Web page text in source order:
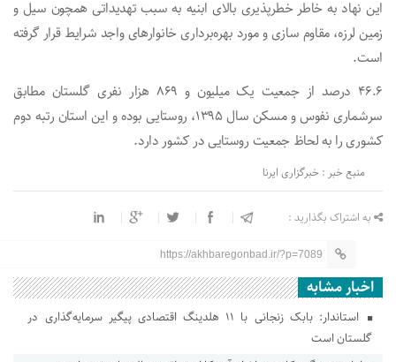
این نهاد به خاطر خطرپذیری بالای ابنیه به سبب تهدیداتی همچون سیل و
زمین لرزه، مقاوم سازی و مورد بهره‌برداری خانوارهای واجد شرایط قرار گرفته
است.
۴۶.۶ درصد از جمعیت یک میلیون و ۸۶۹ هزار نفری گلستان مطابق
سرشماری نفوس و مسکن سال ۱۳۹۵، روستایی بوده و این استان رتبه دوم
کشوری را به لحاظ جمعیت روستایی در کشور دارد.
منبع خبر : خبرگزاری ایرنا
به اشتراک بگذارید :
https://akhbaregonbad.ir/?p=7089
اخبار مشابه
استاندار: بابک زنجانی با ۱۱ هلدینگ اقتصادی پیگیر سرمایه‌گذاری در
گلستان است